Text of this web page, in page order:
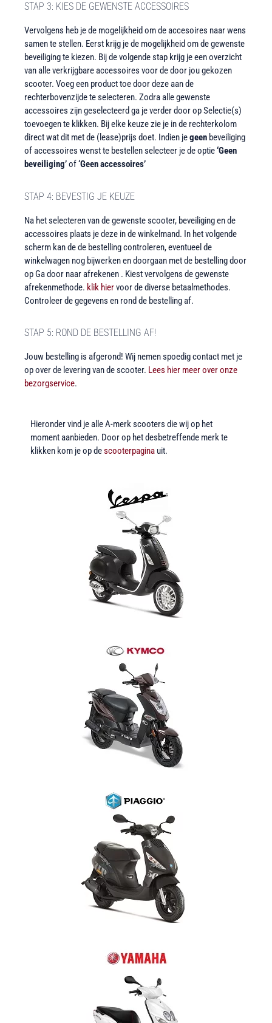
STAP 3: KIES DE GEWENSTE ACCESSOIRES
Vervolgens heb je de mogelijkheid om de accesoires naar wens
samen te stellen. Eerst krijg je de mogelijkheid om de gewenste
beveiliging te kiezen. Bij de volgende stap krijg je een overzicht
van alle verkrijgbare accessoires voor de door jou gekozen
scooter. Voeg een product toe door deze aan de
rechterbovenzijde te selecteren. Zodra alle gewenste
accessoires zijn geselecteerd ga je verder door opSelectie(s)
toevoegente klikken. Bij elke keuze zie je in de rechterkolom
direct wat dit met de (lease)prijs doet. Indien jegeen beveiliging
of accessoires wenst te bestellen selecteer je de optie‘Geen
beveiliging’of‘Geen accessoires’
STAP 4: BEVESTIG JE KEUZE
Na het selecteren van de gewenste scooter, beveiliging en de
accessoires plaats je deze in de winkelmand. In het volgende
scherm kan de de bestelling controleren, eventueel de
winkelwagen nog bijwerken en doorgaan met de bestelling door
op Ga door naar afrekenen . Kiest vervolgens de gewenste
afrekenmethode. klik hiervoor de diverse betaalmethodes.
Controleer de gegevens en rond de bestelling af.
STAP 5: ROND DE BESTELLING AF!
Jouw bestelling is afgerond! Wij nemen spoedig contact met je
op over de levering van de scooter. Lees hier meer over onze
bezorgservice.
Hieronder vind je alle A-merk scooters die wij op het
moment aanbieden. Door op het desbetreffende merk te
klikken kom je op descooterpagina uit.